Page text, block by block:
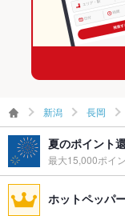
なし
カクテル
お子様連れ
お子様連
ウェディン
グパーティ
ー二次会
1.5次会
お祝い・サ
プライズ対
応
可
新潟 長岡
夏のポイント
最大15,000ポイ
ホットペッパ